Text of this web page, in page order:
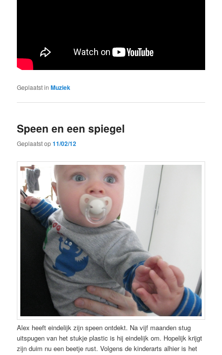
Geplaatst in Muziek
Speen en een spiegel
Geplaatst op11/02/12
Alex heeft eindelijk zijn speen ontdekt. Na vijf maanden stug
uitspugen van het stukje plastic is hij eindelijk om. Hopelijk krijgt
zijn duim nu een beetje rust. Volgens de kinderarts alhier is het